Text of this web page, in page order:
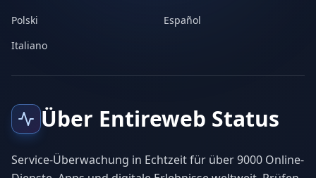
Polski
Español
Italiano
Über Entireweb Status
Service-Überwachung in Echtzeit für über 9000 Online-